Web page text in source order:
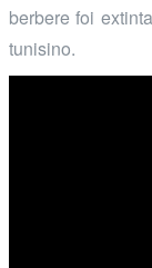
berbere foi
tunisino.